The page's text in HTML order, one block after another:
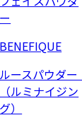
ー
BENEFIQUE
ルースパウダー
（ルミナイジン
グ）